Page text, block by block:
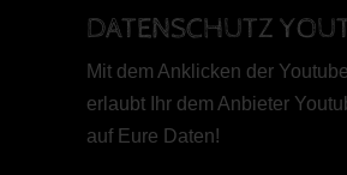
DATENSCHUTZ
Mit dem Anklicken der
erlaubt Ihr dem Anbieter
auf Eure Daten!